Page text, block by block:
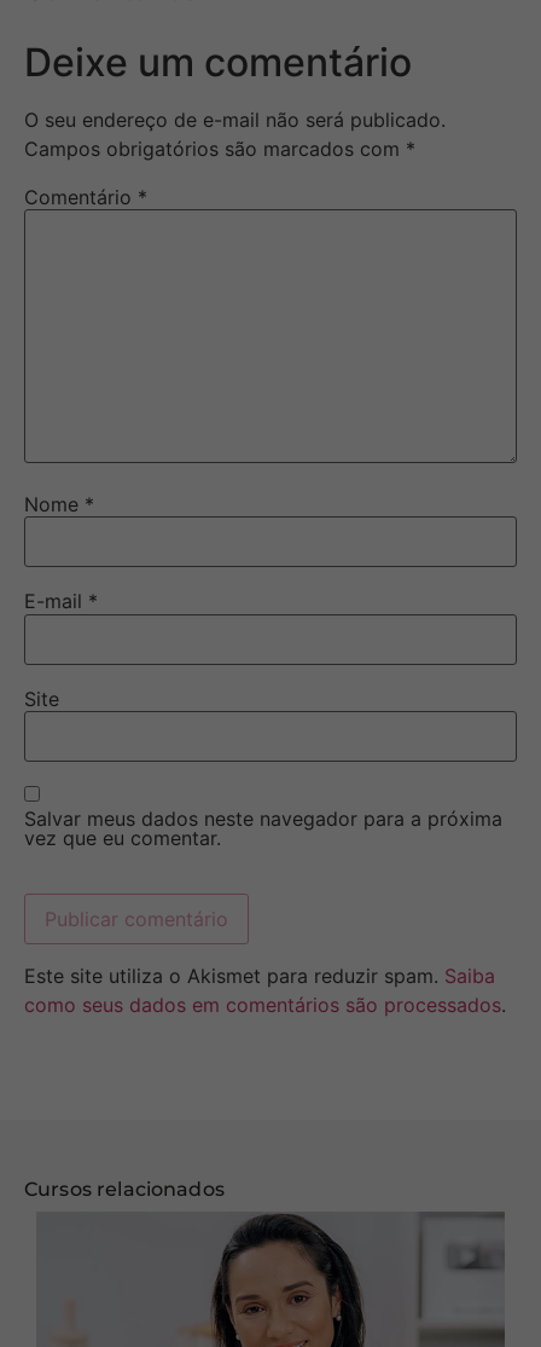
Deixe um comentário
O seu endereço de e-mail não será publicado.
Campos obrigatórios são marcados com *
Comentário *
Nome *
E-mail *
Site
Salvar meus dados neste navegador para a próxima
vez que eu comentar.
Este site utiliza o Akismet para reduzir spam. Saiba
como seus dados em comentários são processados.
Cursos relacionados